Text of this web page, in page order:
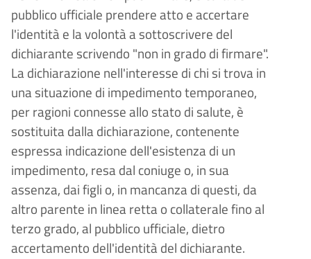
pubblico ufficiale prendere atto e accertare
l'identità e la volontà a sottoscrivere del
dichiarante scrivendo "non in grado di firmare".
La dichiarazione nell'interesse di chi si trova in
una situazione di impedimento temporaneo,
per ragioni connesse allo stato di salute, è
sostituita dalla dichiarazione, contenente
espressa indicazione dell'esistenza di un
impedimento, resa dal coniuge o, in sua
assenza, dai figli o, in mancanza di questi, da
altro parente in linea retta o collaterale fino al
terzo grado, al pubblico ufficiale, dietro
accertamento dell'identità del dichiarante.